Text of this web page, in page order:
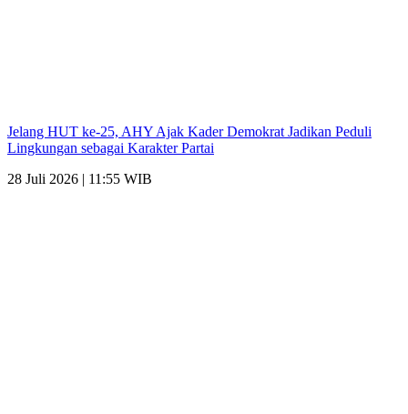
Jelang HUT ke-25, AHY Ajak Kader Demokrat Jadikan Peduli
Lingkungan sebagai Karakter Partai
28 Juli 2026 | 11:55 WIB